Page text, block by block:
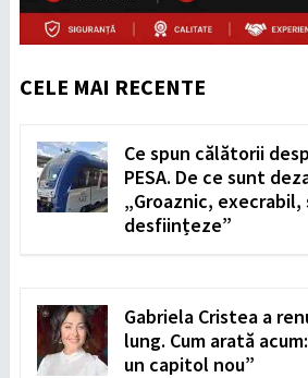
CELE MAI RECENTE
Ce spun călătorii
PESA. De ce sunt
„Groaznic, execrabil,
desființeze”
Gabriela Cristea a
lung. Cum arată
un capitol nou”